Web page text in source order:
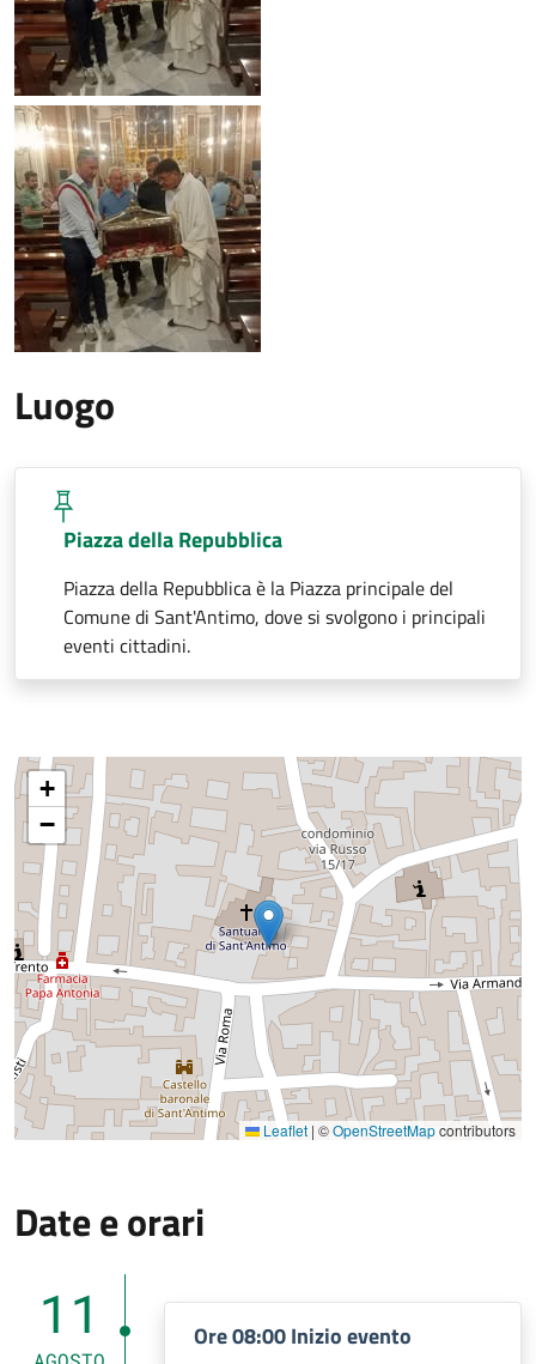
Luogo
Piazza della Repubblica
Piazza della Repubblica è la Piazza principale del
Comune di Sant'Antimo, dove si svolgono i principali
eventi cittadini.
+
−
Leaflet | ©OpenStreetMapcontributors
Date e orari
11 Ore 08:00 Inizio evento